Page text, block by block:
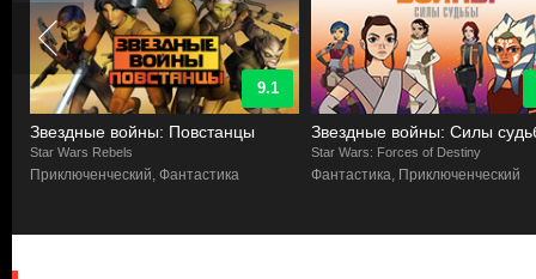
9.1
Звездные войны: Повстанцы
Star Wars Rebels
Приключенческий, Фантастика
Звездные войны: Силы
Star Wars: Forces of Destiny
Фантастика, Приключенческий